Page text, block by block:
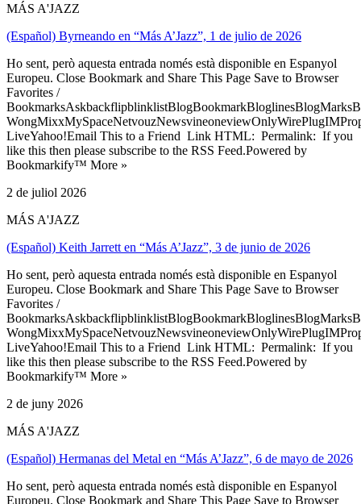
MÁS A'JAZZ
(Español) Byrneando en “Más A’Jazz”, 1 de julio de 2026
Ho sent, però aquesta entrada només està disponible en Espanyol
Europeu. Close Bookmark and Share This Page Save to Browser
Favorites /
LiveYahoo!Email This to a Friend Link HTML: Permalink: If you
like this then please subscribe to the RSS Feed.Powered by
Bookmarkify™ More »
2 de juliol 2026
MÁS A'JAZZ
(Español) Keith Jarrett​ en “Más A’Jazz”, 3 de junio de 2026
Ho sent, però aquesta entrada només està disponible en Espanyol
Europeu. Close Bookmark and Share This Page Save to Browser
Favorites /
LiveYahoo!Email This to a Friend Link HTML: Permalink: If you
like this then please subscribe to the RSS Feed.Powered by
Bookmarkify™ More »
2 de juny 2026
MÁS A'JAZZ
(Español) Hermanas del Metal en “Más A’Jazz”, 6 de mayo de 2026
Ho sent, però aquesta entrada només està disponible en Espanyol
Europeu. Close Bookmark and Share This Page Save to Browser